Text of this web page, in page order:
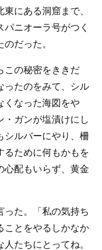
にある洞窟まで、
ニオーラ号がつく
だった。
この秘密をききだ
ったのをみて、シル
くなった海図をや
・ガンが塩漬けにし
シルバーにやり、柵
るために何もかもを
心配もいらず、黄金
った。「私の気持ち
ことをやるしかなか
たちにとってね。